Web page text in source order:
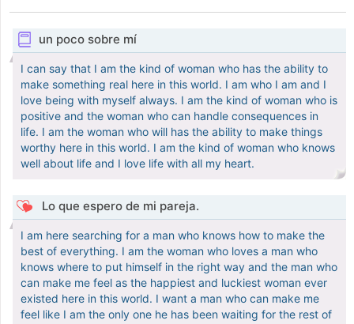
un poco sobre mí
I can say that I am the kind of woman who has the ability to
make something real here in this world. I am who I am and I
love being with myself always. I am the kind of woman who is
positive and the woman who can handle consequences in
life. I am the woman who will has the ability to make things
worthy here in this world. I am the kind of woman who knows
well about life and I love life with all my heart.
Lo que espero de mi pareja.
I am here searching for a man who knows how to make the
best of everything. I am the woman who loves a man who
knows where to put himself in the right way and the man who
can make me feel as the happiest and luckiest woman ever
existed here in this world. I want a man who can make me
feel like I am the only one he has been waiting for the rest of